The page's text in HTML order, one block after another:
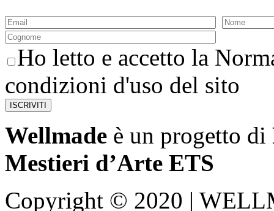
Ho letto e accetto la
condizioni d'uso del sito
Wellmade è un progetto di
Mestieri d’Arte ETS
Copyright © 2020 |